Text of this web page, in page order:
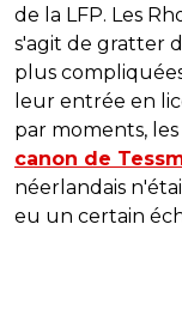
de la LFP. Les
s'agit de gratter
plus
leur entrée en
par moments,
canon de
néerlandais
eu un certain